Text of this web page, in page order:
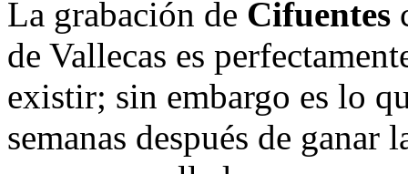
La grabación de Cifuentes
de Vallecas es
existir; sin embargo es lo
semanas después de